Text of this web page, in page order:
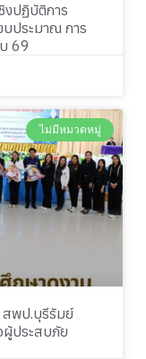
งปฏิบัติการ
ประมาณ การ
69
ไม่มีหมวดหมู่
สพป.บุรีรัมย์
ผู้ประสบภัย